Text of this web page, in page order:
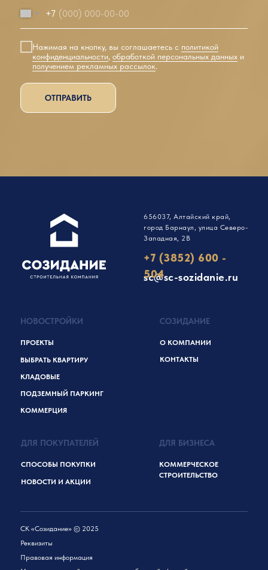
+7
Нажимая на кнопку, вы соглашаетесь с политикой
конфиденциальности, обработкой персональных данных и
получением рекламных рассылок.
ОТПРАВИТЬ
656037, Алтайский край,
город Барнаул, улица Северо-
Западная, 2В
НОВОСТРОЙКИ
ПРОЕКТЫ
ВЫБРАТЬ КВАРТИРУ
КЛАДОВЫЕ
ПОДЗЕМНЫЙ ПАРКИНГ
КОММЕРЦИЯ
СОЗИДАНИЕ
О КОМПАНИИ
КОНТАКТЫ
ДЛЯ ПОКУПАТЕЛЕЙ
СПОСОБЫ ПОКУПКИ
НОВОСТИ И АКЦИИ
ДЛЯ БИЗНЕСА
КОММЕРЧЕСКОЕ
СТРОИТЕЛЬСТВО
sc@sc-sozidanie.ru
+7 (3852) 600 -
504
Правовая информация
СК «Созидание» © 2025
Реквизиты